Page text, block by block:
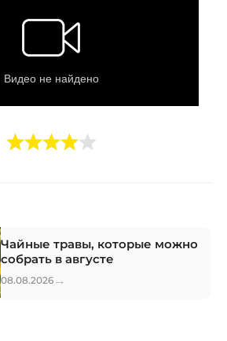
Чайные травы, которые можно
собрать в августе
08.08.2026 →